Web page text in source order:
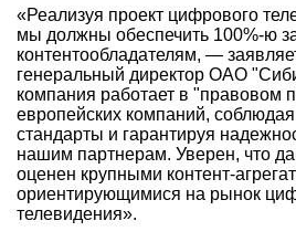
«Реализуя проект цифрового
мы должны обеспечить 100%-ю
контентообладателям, —
генеральный директор ОАО
компания работает в "правовом
европейских компаний,
стандарты и гарантируя
нашим партнерам. Уверен, что
оценен крупными контент-
ориентирующимися на рынок
телевидения».